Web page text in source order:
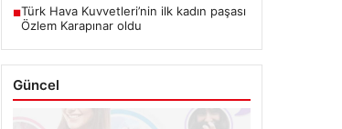
■Türk Hava Kuvvetleri’nin ilk kadın paşası
Özlem Karapınar oldu
Güncel